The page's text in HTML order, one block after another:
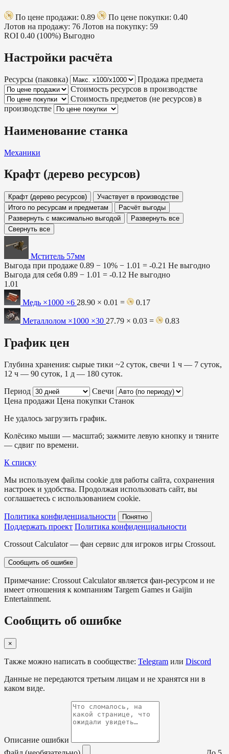
По цене продажи: 0.89
По цене покупки: 0.40
Лотов на продажу: 76 Лотов на покупку: 59
ROI 0.40 (100%) Выгодно
Настройки расчёта
Ресурсы (паковка)
Продажа предмета
Стоимость ресурсов в производстве
Стоимость предметов (не ресурсов) в
производстве
Наименование станка
Механики
Крафт (дерево ресурсов)
Крафт (дерево ресурсов)
Участвует в производстве
Итого по ресурсам и предметам
Расчёт выгоды
Развернуть с максимально выгодой
Развернуть все
Свернуть все
Мститель 57мм
Выгода при продаже 0.89 − 10% − 1.01 = -0.21 Не выгодно
Выгода для себя 0.89 − 1.01 = -0.12 Не выгодно
1.01
Медь ×1000 ×6 28.90 × 0.01 = 0.17
Металлолом ×1000 ×30 27.79 × 0.03 = 0.83
График цен
Глубина хранения: сырые тики ~2 суток, свечи 1 ч — 7 суток,
12 ч — 90 суток, 1 д — 180 суток.
Период
Свечи
Цена продажи Цена покупки Станок
Не удалось загрузить график.
Колёсико мыши — масштаб; зажмите левую кнопку и тяните
— сдвиг по времени.
К списку
Мы используем файлы cookie для работы сайта, сохранения
настроек и удобства. Продолжая использовать сайт, вы
соглашаетесь с использованием cookie.
Политика конфиденциальности Понятно
Поддержать проект Политика конфиденциальности
Crossout Calculator — фан сервис для игроков игры Crossout.
Сообщить об ошибке
Примечание: Crossout Calculator является фан-ресурсом и не
имеет отношения к компаниям Targem Games и Gaijin
Entertainment.
Сообщить об ошибке
×
Также можно написать в сообществе: Telegram или Discord
Данные не передаются третьим лицам и не хранятся ни в
каком виде.
Описание ошибки